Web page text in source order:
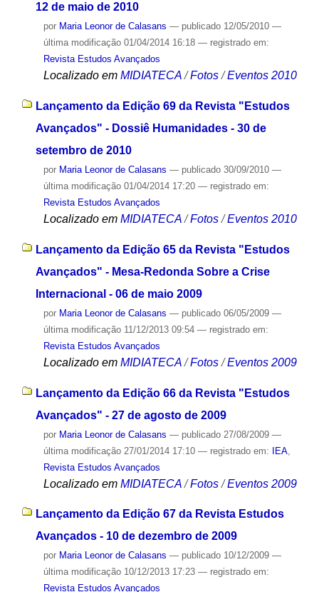
12 de maio de 2010
por Maria Leonor de Calasans — publicado12/05/2010 —
última modificação01/04/2014 16:18 — registrado em:
Revista Estudos Avançados
Localizado em MIDIATECA /Fotos /Eventos 2010
Lançamento da Edição 69 da Revista "Estudos
Avançados" - Dossiê Humanidades - 30 de
setembro de 2010
por Maria Leonor de Calasans — publicado30/09/2010 —
última modificação01/04/2014 17:20 — registrado em:
Revista Estudos Avançados
Localizado em MIDIATECA /Fotos /Eventos 2010
Lançamento da Edição 65 da Revista "Estudos
Avançados" - Mesa-Redonda Sobre a Crise
Internacional - 06 de maio 2009
por Maria Leonor de Calasans — publicado06/05/2009 —
última modificação11/12/2013 09:54 — registrado em:
Revista Estudos Avançados
Localizado em MIDIATECA /Fotos /Eventos 2009
Lançamento da Edição 66 da Revista "Estudos
Avançados" - 27 de agosto de 2009
por Maria Leonor de Calasans — publicado27/08/2009 —
última modificação27/01/2014 17:10 — registrado em: IEA,
Revista Estudos Avançados
Localizado em MIDIATECA /Fotos /Eventos 2009
Lançamento da Edição 67 da Revista Estudos
Avançados - 10 de dezembro de 2009
por Maria Leonor de Calasans — publicado10/12/2009 —
última modificação10/12/2013 17:23 — registrado em:
Revista Estudos Avançados